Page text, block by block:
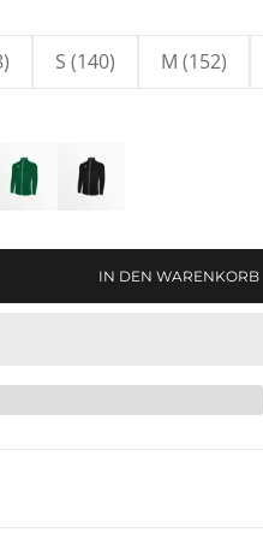
S (140) M (152)
Green/WhiteBlack/White
IN DEN WARENKORB